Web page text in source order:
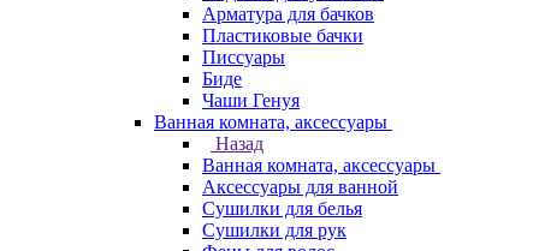
Арматура для бачков
Пластиковые бачки
Писсуары
Биде
Чаши Генуя
Ванная комната, аксессуары
Назад
Ванная комната, аксессуары
Аксессуары для ванной
Сушилки для белья
Сушилки для рук